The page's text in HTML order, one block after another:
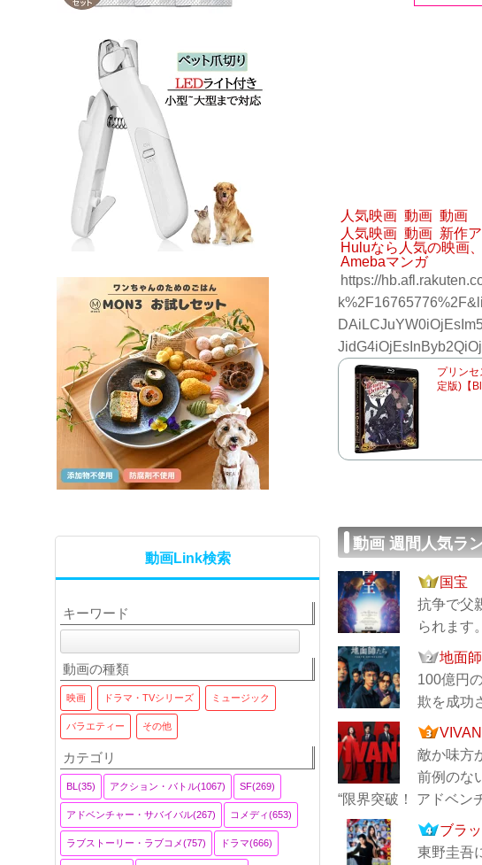
人気映画 動画 動画
人気映画 動画 新作
Huluなら人気の映画
Amebaマンガ
https://
プリン
定版)【
動画 週間人気ラ
国宝
抗争で父
られます
地面
100億円
欺を成功
敵か味方
前例のな
“限界突破！ アドベン
ブラ
東野圭吾
動画Link検索
キーワード
動画の種類
映画 ドラマ・TVシリーズ ミュージック
バラエティー その他
カテゴリ
BL(35) アクション・バトル(1067) SF(269)
アドベンチャー・サバイバル(267) コメディ(653)
ラブストーリー・ラブコメ(757) ドラマ(666)